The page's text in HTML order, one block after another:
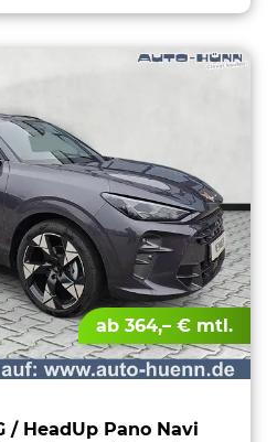
ab 364,– € mtl.
/ HeadUp Pano Navi